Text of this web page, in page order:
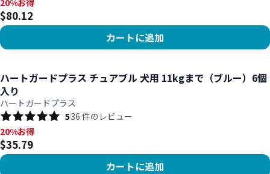
20%お得, $80.12
20%お得
$80.12
カートに追加
ハートガードプラス チュアブル 犬用 11kgまで（ブルー）6個
入り
ハートガードプラス
536 件のレビュー
20%お得, $35.79
20%お得
$35.79
カートに追加